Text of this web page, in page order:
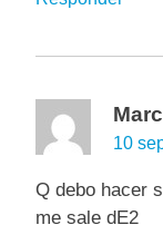
10
Q debo hacer
me sale dE2